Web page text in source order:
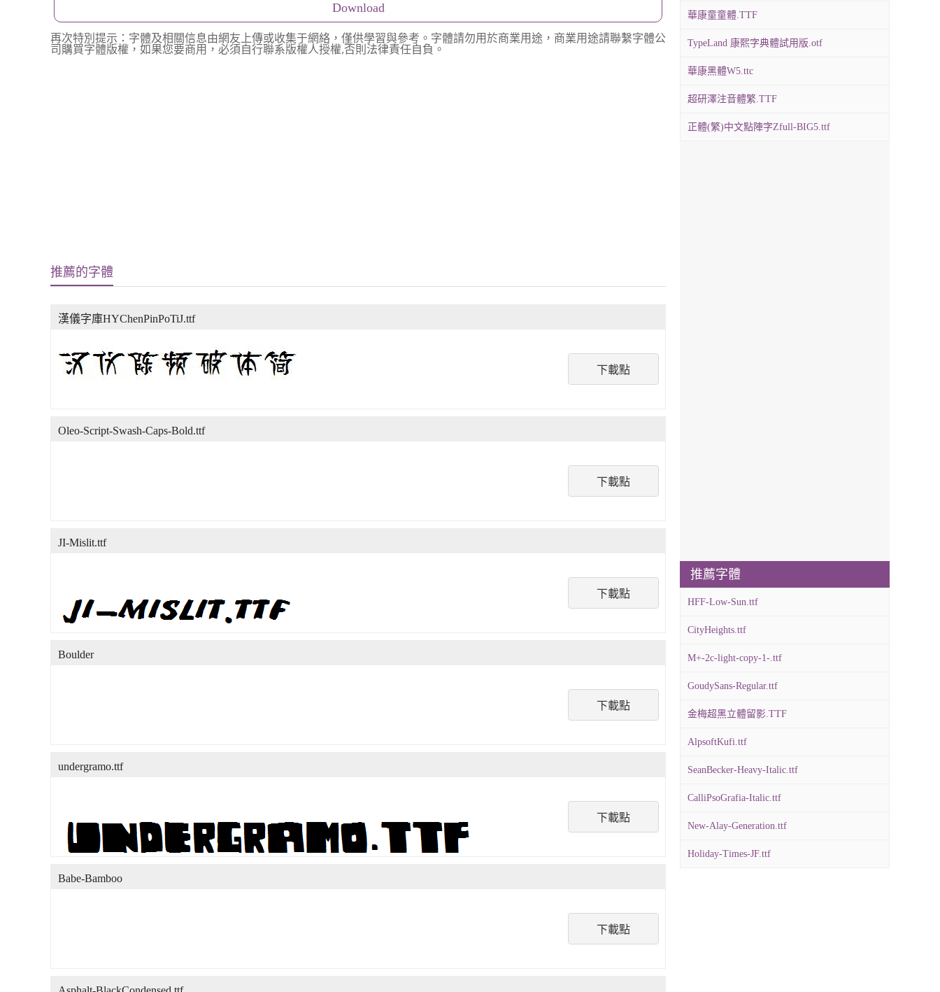
Download
再次特別提示：字體及相關信息由網友上傳或收集于網絡，僅供學習與參考。字體請勿用於商業用途，商業用途請聯繫字體公
司購買字體版權，如果您要商用，必須自行聯系版權人授權,否則法律責任自負。
推薦的字體
下載點
漢儀字庫HYChenPinPoTiJ.ttf
下載點
Oleo-Script-Swash-Caps-Bold.ttf
下載點
JI-Mislit.ttf
下載點
Boulder
下載點
undergramo.ttf
下載點
Babe-Bamboo
華康童童體.TTF
TypeLand 康熙字典體試用版.otf
華康黑體W5.ttc
超研澤注音體繁.TTF
正體(繁)中文點陣字Zfull-BIG5.ttf
推薦字體
HFF-Low-Sun.ttf
CityHeights.ttf
M+-2c-light-copy-1-.ttf
GoudySans-Regular.ttf
金梅超黑立體留影.TTF
AlpsoftKufi.ttf
SeanBecker-Heavy-Italic.ttf
CalliPsoGrafia-Italic.ttf
New-Alay-Generation.ttf
Holiday-Times-JF.ttf